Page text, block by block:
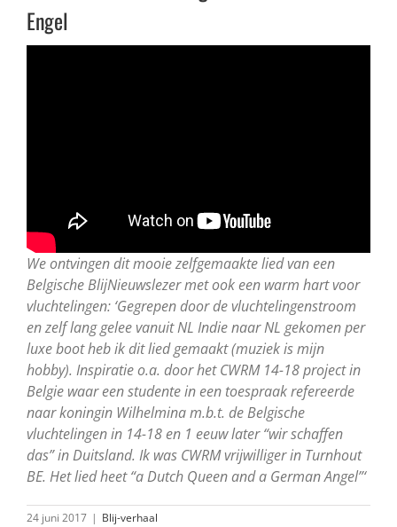
Engel
We ontvingen dit mooie zelfgemaakte lied van een
Belgische BlijNieuwslezer met ook een warm hart voor
vluchtelingen: ‘Gegrepen door de vluchtelingenstroom
en zelf lang gelee vanuit NL Indie naar NL gekomen per
luxe boot heb ik dit lied gemaakt (muziek is mijn
hobby). Inspiratie o.a. door het CWRM 14-18 project in
Belgie waar een studente in een toespraak refereerde
naar koningin Wilhelmina m.b.t. de Belgische
vluchtelingen in 14-18 en 1 eeuw later “wir schaffen
das” in Duitsland. Ik was CWRM vrijwilliger in Turnhout
BE. Het lied heet “a Dutch Queen and a German Angel”‘
24 juni 2017 | Blij-verhaal